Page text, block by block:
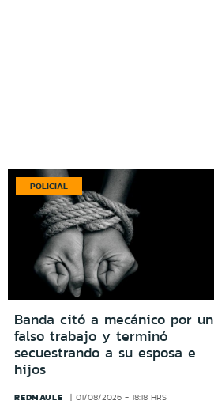
POLICIAL
Banda citó a mecánico por un
falso trabajo y terminó
secuestrando a su esposa e
hijos
REDMAULE 01/08/2026 - 18:18 HRS